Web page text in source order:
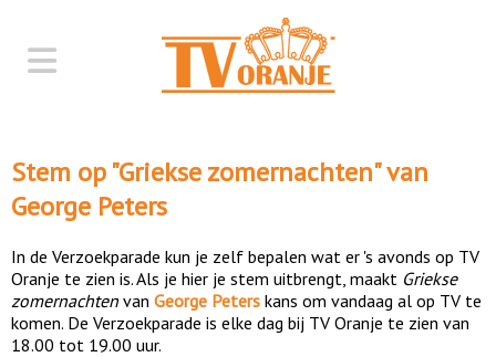
Stem op "Griekse zomernachten" van
George Peters
In de Verzoekparade kun je zelf bepalen wat er 's avonds op TV
Oranje te zien is. Als je hier je stem uitbrengt, maakt Griekse
zomernachten van George Peters kans om vandaag al op TV te
komen. De Verzoekparade is elke dag bij TV Oranje te zien van
18.00 tot 19.00 uur.